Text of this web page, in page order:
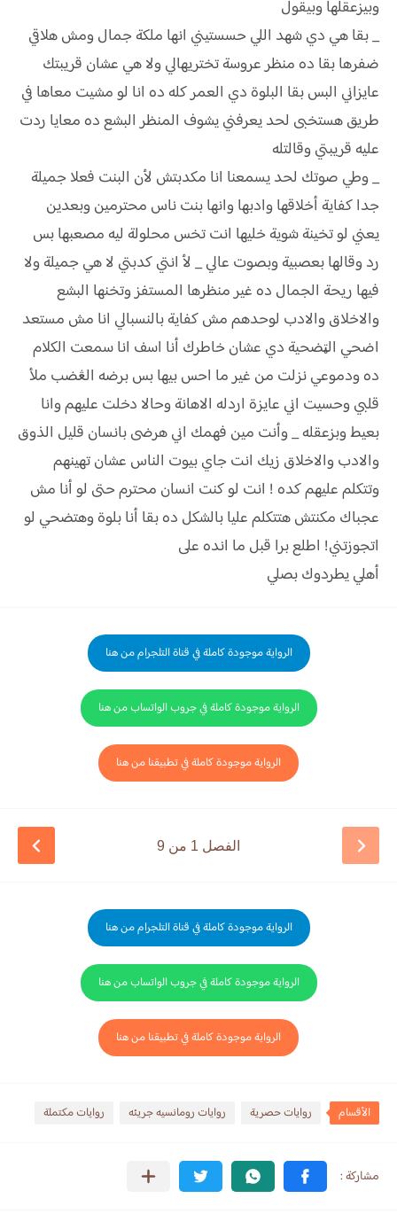
وبيزعقلها وبيقول
_ بقا هي دي شهد اللي حسستيني انها ملكة جمال ومش هلاقي
ضفرها بقا ده منظر عروسة تختريهالي ولا هي عشان قريبتك
عايزاني البس بقا البلوة دي العمر كله ده انا لو مشيت معاها في
طريق هستخبى لحد يعرفني يشوف المنظر البشع ده معايا ردت
عليه قريبتي وقالتله
_ وطي صوتك لحد يسمعنا انا مكدبتش لأن البنت فعلا جميلة
جدا كفاية أخلاقها وادبها وانها بنت ناس محترمين وبعدين
يعني لو تخينة شوية خليها انت تخس محلولة ليه مصعبها بس
رد وقالها بعصبية وبصوت عالي _ لأ انتي كدبتي لا هي جميلة ولا
فيها ريحة الجمال ده غير منظرها المستفز وتخنها البشع
والاخلاق والادب لوحدهم مش كفاية بالنسبالي انا مش مستعد
اضحي الټضحية دي عشان خاطرك أنا اسف انا سمعت الكلام
ده ودموعي نزلت من غير ما احس بيها بس برضه الڠضب ملأ
قلبي وحسيت اني عايزة اردله الاھانة وحالا دخلت عليهم وانا
بعيط وبزعقله _ وأنت مين فهمك اني هرضى بانسان قليل الذوق
والادب والاخلاق زيك انت جاي بيوت الناس عشان تهينهم
وتتكلم عليهم كده ! انت لو كنت انسان محترم حتى لو أنا مش
عجباك مكنتش هتتكلم عليا بالشكل ده بقا أنا بلوة وهتضحي لو
اتجوزتني! اطلع برا قبل ما انده على
أهلي يطردوك بصلي
الرواية موجودة كاملة في قناة التلجرام من هنا
الرواية موجودة كاملة في جروب الواتساب من هنا
الرواية موجودة كاملة في تطبيقنا من هنا
الفصل 1 من 9
الرواية موجودة كاملة في قناة التلجرام من هنا
الرواية موجودة كاملة في جروب الواتساب من هنا
الرواية موجودة كاملة في تطبيقنا من هنا
الأقسام روايات حصرية روايات رومانسيه جريئه روايات مكتملة